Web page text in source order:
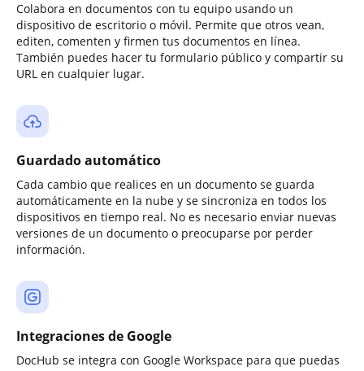
Colabora en documentos con tu equipo usando un
dispositivo de escritorio o móvil. Permite que otros vean,
editen, comenten y firmen tus documentos en línea.
También puedes hacer tu formulario público y compartir su
URL en cualquier lugar.
Guardado automático
Cada cambio que realices en un documento se guarda
automáticamente en la nube y se sincroniza en todos los
dispositivos en tiempo real. No es necesario enviar nuevas
versiones de un documento o preocuparse por perder
información.
Integraciones de Google
DocHub se integra con Google Workspace para que puedas